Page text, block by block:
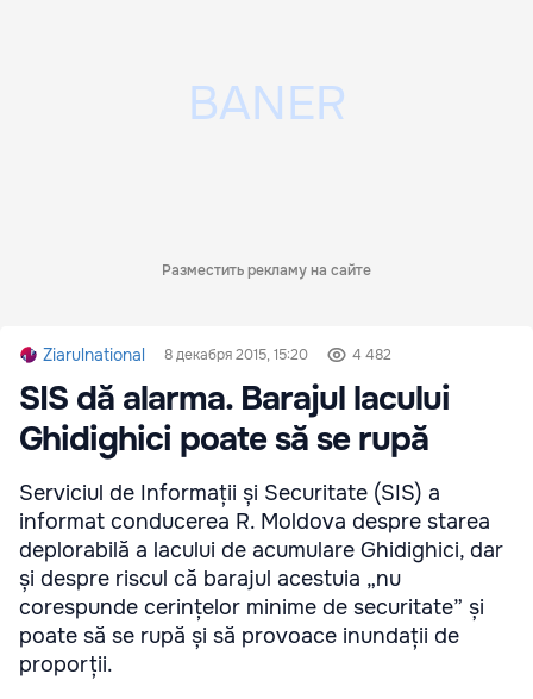
Разместить рекламу на сайте
Ziarulnational 8 декабря 2015, 15:20 4 482
SIS dă alarma. Barajul lacului
Ghidighici poate să se rupă
Serviciul de Informații și Securitate (SIS) a
informat conducerea R. Moldova despre starea
deplorabilă a lacului de acumulare Ghidighici, dar
și despre riscul că barajul acestuia „nu
corespunde cerințelor minime de securitate” și
poate să se rupă și să provoace inundații de
proporții.